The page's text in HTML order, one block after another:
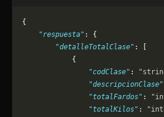
{
    "respuesta"
: {
        "detalleTotalClase"
: [
            {
                "codClase"
:
                "descripcionClase"
                "totalFardos"
:
                "totalKilos"
: